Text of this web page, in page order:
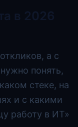
в 2026
а с
понять,
стеке, на
и с какими
работу в ИТ»